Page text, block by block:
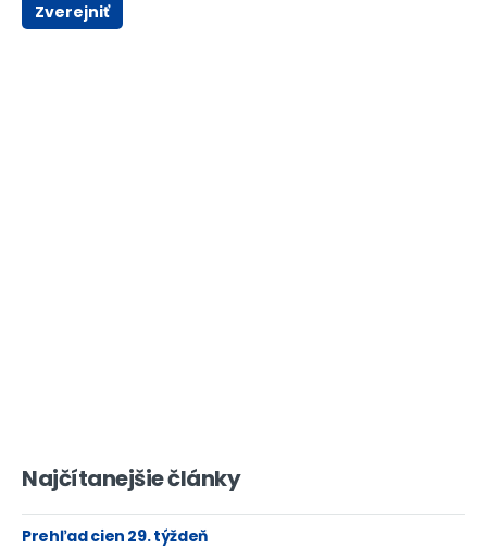
Zverejniť
Najčítanejšie články
Prehľad cien 29. týždeň